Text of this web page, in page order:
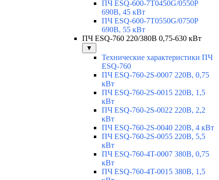
ПЧ ESQ-600-7T0450G/0550P
690В, 45 кВт
ПЧ ESQ-600-7T0550G/0750P
690В, 55 кВт
ПЧ ESQ-760 220/380В 0,75-630 кВт
▼
Технические характеристики ПЧ
ESQ-760
ПЧ ESQ-760-2S-0007 220В, 0,75
кВт
ПЧ ESQ-760-2S-0015 220В, 1,5
кВт
ПЧ ESQ-760-2S-0022 220В, 2,2
кВт
ПЧ ESQ-760-2S-0040 220В, 4 кВт
ПЧ ESQ-760-2S-0055 220В, 5,5
кВт
ПЧ ESQ-760-4T-0007 380В, 0,75
кВт
ПЧ ESQ-760-4T-0015 380В, 1,5